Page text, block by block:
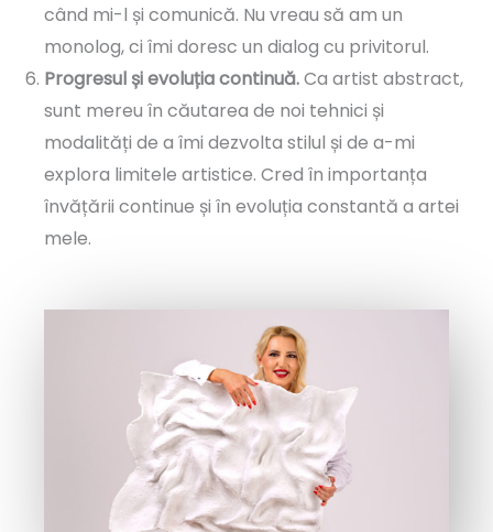
când mi-l și comunică. Nu vreau să am un
monolog, ci îmi doresc un dialog cu privitorul.
Progresul și evoluția continuă.Ca artist abstract,
sunt mereu în căutarea de noi tehnici și
modalități de a îmi dezvolta stilul și de a-mi
explora limitele artistice. Cred în importanța
învățării continue și în evoluția constantă a artei
mele.